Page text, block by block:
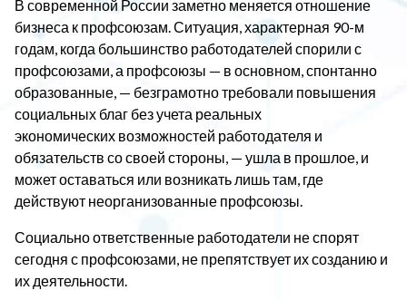
В современной России заметно меняется отношение
бизнеса к профсоюзам. Ситуация, характерная 90-м
годам, когда большинство работодателей спорили с
профсоюзами, а профсоюзы — в основном, спонтанно
образованные, — безграмотно требовали повышения
социальных благ без учета реальных
экономических возможностей работодателя и
обязательств со своей стороны, — ушла в прошлое, и
может оставаться или возникать лишь там, где
действуют неорганизованные профсоюзы.
Социально ответственные работодатели не спорят
сегодня с профсоюзами, не препятствует их созданию и
их деятельности.